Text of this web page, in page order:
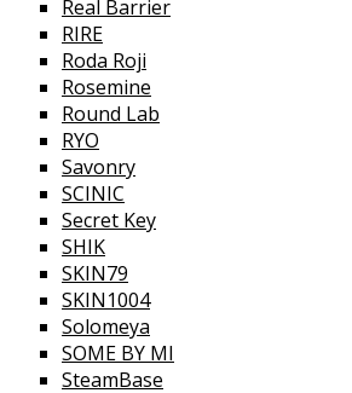
Real Barrier
RIRE
Roda Roji
Rosemine
Round Lab
RYO
Savonry
SCINIC
Secret Key
SHIK
SKIN79
SKIN1004
Solomeya
SOME BY MI
SteamBase